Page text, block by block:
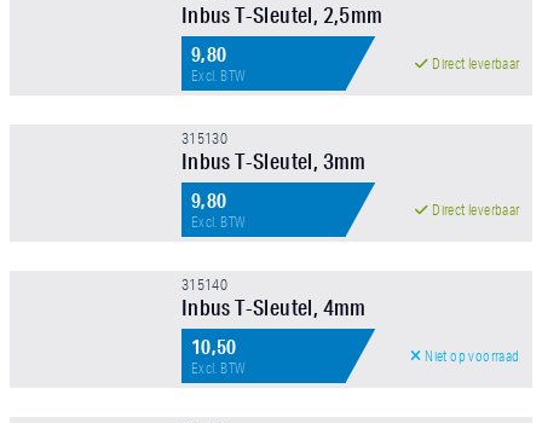
Inbus T-Sleutel, 2,5mm
9,80
Excl. BTW
Direct leverbaar
315130
Inbus T-Sleutel, 3mm
9,80
Excl. BTW
Direct leverbaar
315140
Inbus T-Sleutel, 4mm
10,50
Excl. BTW
Niet op voorraad